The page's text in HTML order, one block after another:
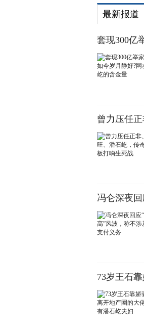
最新报道
套现300亿
曾力压任
冯仑深夜
73岁王石